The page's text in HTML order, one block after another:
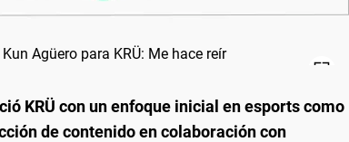
KRÜ con un enfoque inicial en esports como
de contenido en colaboración con